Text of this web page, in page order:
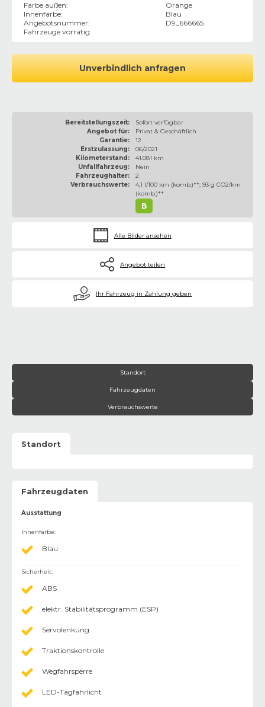
Farbe außen:
Orange
Innenfarbe:
Blau
Angebotsnummer:
D9_666665
Fahrzeuge vorrätig:
Unverbindlich anfragen
Bereitstellungszeit:
Sofort verfügbar
Angebot für:
Privat & Geschäftlich
Garantie:
12
Erstzulassung:
06/2021
Kilometerstand:
41.081 km
Unfallfahrzeug:
Nein
Fahrzeughalter:
2
Verbrauchswerte:
4,1 l/100 km (komb.)**; 93 g CO2/km
(komb.)**
B
Alle Bilder ansehen
Angebot teilen
€ Ihr Fahrzeug in Zahlung geben
Standort
Fahrzeugdaten
Verbrauchswerte
Standort
Fahrzeugdaten
Ausstattung
Innenfarbe:
Blau
Sicherheit:
ABS
elektr. Stabilitätsprogramm (ESP)
Servolenkung
Traktionskontrolle
Wegfahrsperre
LED-Tagfahrlicht